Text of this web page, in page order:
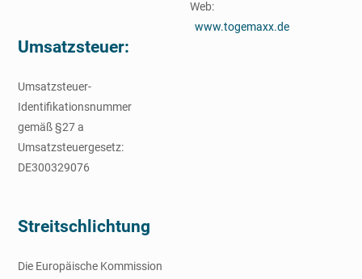
Umsatzsteuer:
Umsatzsteuer-
Identifikationsnummer
gemäß §27 a
Umsatzsteuergesetz:
DE300329076
Streitschlichtung
Die Europäische Kommission
Web:
www.togemaxx.de